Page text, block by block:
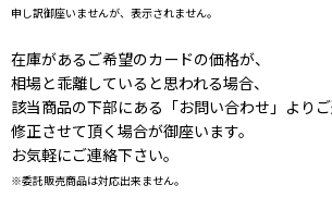
申し訳御座いませんが、表示されません。
在庫があるご希望のカードの価格が、
相場と乖離していると思われる場合、
該当商品の下部にある「お問い合わせ」よりご
修正させて頂く場合が御座います。
お気軽にご連絡下さい。
※委託販売商品は対応出来ません。